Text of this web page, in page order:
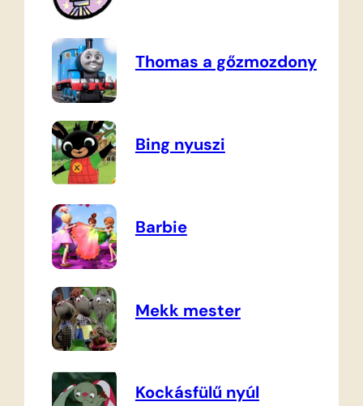
Thomas a gőzmozdony
Bing nyuszi
Barbie
Mekk mester
Kockásfülű nyúl